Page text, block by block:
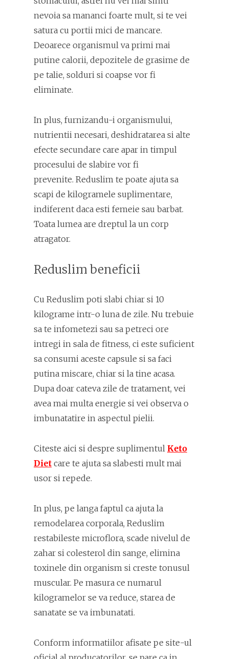
nevoia sa mananci foarte mult, si te vei
satura cu portii mici de mancare.
Deoarece organismul va primi mai
putine calorii, depozitele de grasime de
pe talie, solduri si coapse vor fi
eliminate.
In plus, furnizandu-i organismului,
nutrientii necesari, deshidratarea si alte
efecte secundare care apar in timpul
procesului de slabire vor fi
prevenite. Reduslim te poate ajuta sa
scapi de kilogramele suplimentare,
indiferent daca esti femeie sau barbat.
Toata lumea are dreptul la un corp
atragator.
Reduslim beneficii
Cu Reduslim poti slabi chiar si 10
kilograme intr-o luna de zile. Nu trebuie
sa te infometezi sau sa petreci ore
intregi in sala de fitness, ci este suficient
sa consumi aceste capsule si sa faci
putina miscare, chiar si la tine acasa.
Dupa doar cateva zile de tratament, vei
avea mai multa energie si vei observa o
imbunatatire in aspectul pielii.
Citeste aici si despre suplimentul Keto
Diet care te ajuta sa slabesti mult mai
usor si repede.
In plus, pe langa faptul ca ajuta la
remodelarea corporala, Reduslim
restabileste microflora, scade nivelul de
zahar si colesterol din sange, elimina
toxinele din organism si creste tonusul
muscular. Pe masura ce numarul
kilogramelor se va reduce, starea de
sanatate se va imbunatati.
Conform informatiilor afisate pe site-ul